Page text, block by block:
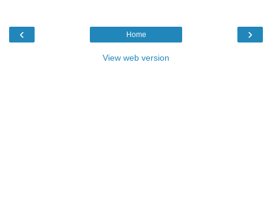
‹ ›
Home
View web version